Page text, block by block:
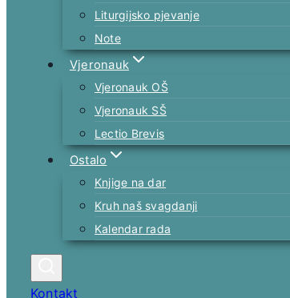
Liturgijsko pjevanje
Note
Vjeronauk
Vjeronauk OŠ
Vjeronauk SŠ
Lectio Brevis
Ostalo
Knjige na dar
Kruh naš svagdanji
Kalendar rada
Kontakt